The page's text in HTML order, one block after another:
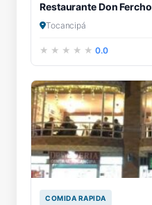
Restaurante Don Fercho
Tocancipá
0.0
COMIDA RAPIDA